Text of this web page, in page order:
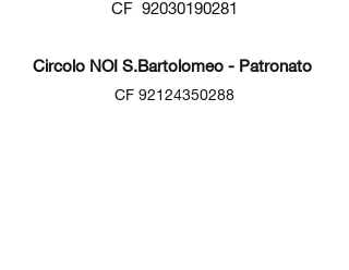
CF 92030190281
Circolo NOI S.Bartolomeo - Patronato
CF 92124350288